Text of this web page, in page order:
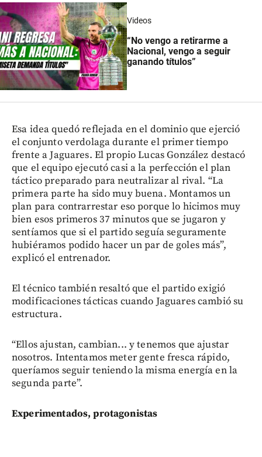
Videos
“No vengo a retirarme a
Nacional, vengo a seguir
ganando títulos”
Esa idea quedó reflejada en el dominio que ejerció
el conjunto verdolaga durante el primer tiempo
frente a Jaguares. El propio Lucas González destacó
que el equipo ejecutó casi a la perfección el plan
táctico preparado para neutralizar al rival. “La
primera parte ha sido muy buena. Montamos un
plan para contrarrestar eso porque lo hicimos muy
bien esos primeros 37 minutos que se jugaron y
sentíamos que si el partido seguía seguramente
hubiéramos podido hacer un par de goles más”,
explicó el entrenador.
El técnico también resaltó que el partido exigió
modificaciones tácticas cuando Jaguares cambió su
estructura.
“Ellos ajustan, cambian... y tenemos que ajustar
nosotros. Intentamos meter gente fresca rápido,
queríamos seguir teniendo la misma energía en la
segunda parte”.
Experimentados, protagonistas